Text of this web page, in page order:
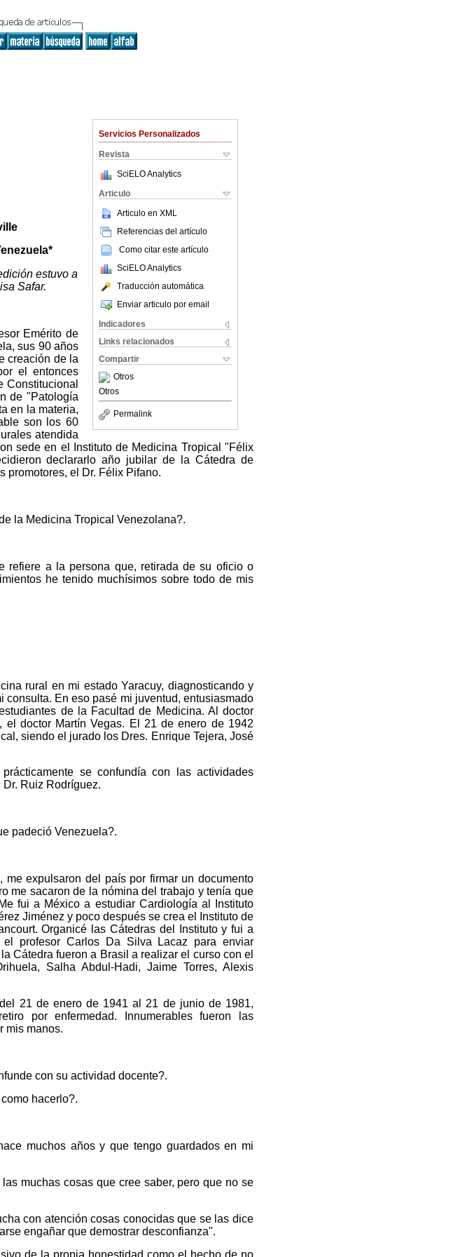
Servicios Personalizados
Revista
SciELO Analytics
Articulo
Articulo en XML
Referencias del artículo
Como citar este artículo
SciELO Analytics
Traducción automática
Enviar articulo por email
Indicadores
Links relacionados
Compartir
Otros
Otros
Permalink
estuvo a
Safar.
Emérito de
sus 90 años
creación de la
el entonces
Constitucional
de "Patología
en la materia,
son los 60
atendida
sede en el Instituto de Medicina Tropical "Félix
declararlo año jubilar de la Cátedra de
promotores, el Dr. Félix Pifano.
la Medicina Tropical Venezolana?.
refiere a la persona que, retirada de su oficio o
he tenido muchísimos sobre todo de mis
rural en mi estado Yaracuy, diagnosticando y
En eso pasé mi juventud, entusiasmado
de la Facultad de Medicina. Al doctor
doctor Martín Vegas. El 21 de enero de 1942
siendo el jurado los Dres. Enrique Tejera, José
se confundía con las actividades
Ruiz Rodríguez.
padeció Venezuela?.
expulsaron del país por firmar un documento
me sacaron de la nómina del trabajo y tenía que
fui a México a estudiar Cardiología al Instituto
Jiménez y poco después se crea el Instituto de
Organicé las Cátedras del Instituto y fui a
profesor Carlos Da Silva Lacaz para enviar
Cátedra fueron a Brasil a realizar el curso con el
Salha Abdul-Hadi, Jaime Torres, Alexis
21 de enero de 1941 al 21 de junio de 1981,
por enfermedad. Innumerables fueron las
mis manos.
con su actividad docente?.
hacerlo?.
muchos años y que tengo guardados en mi
muchas cosas que cree saber, pero que no se
con atención cosas conocidas que se las dice
engañar que demostrar desconfianza".
de la propia honestidad como el hecho de no